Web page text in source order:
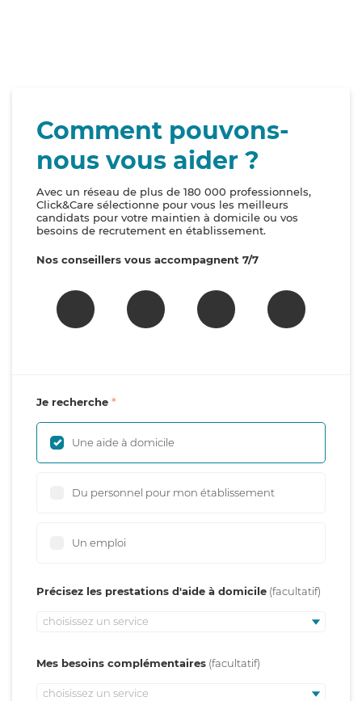
Comment pouvons-
nous vous aider ?
Avec un réseau de plus de 180 000 professionnels,
Click&Care sélectionne pour vous les meilleurs
candidats pour votre maintien à domicile ou vos
besoins de recrutement en établissement.
Nos conseillers vous accompagnent 7/7
Je recherche
Une aide à domicile
Du personnel pour mon établissement
Un emploi
Précisez les prestations d'aide à domicile
choisissez un service
Mes besoins complémentaires
choisissez un service